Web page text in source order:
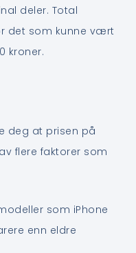
deler. Total
det som kunne vært
kroner.
deg at prisen på
flere faktorer som
som iPhone
enn eldre